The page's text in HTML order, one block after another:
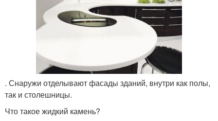
. Снаружи отделывают фасады зданий, внутри как полы,
так и столешницы.
Что такое жидкий камень?